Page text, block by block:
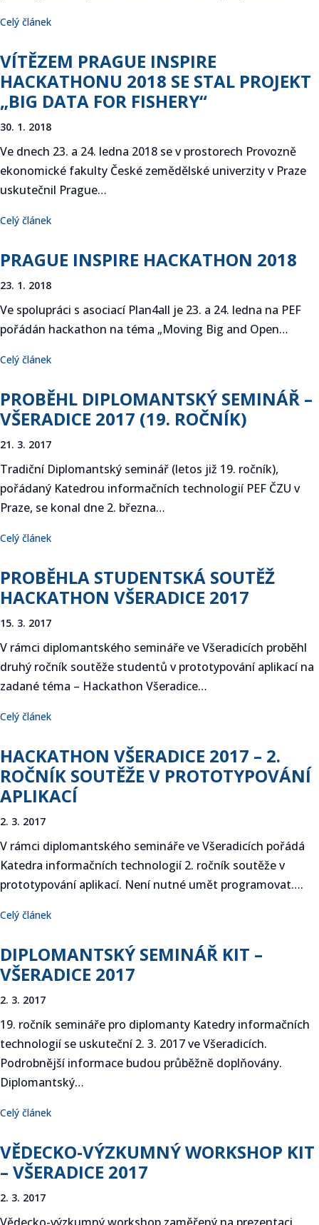
Celý článek
VÍTĚZEM PRAGUE INSPIRE
HACKATHONU 2018 SE STAL PROJEKT
„BIG DATA FOR FISHERY“
30. 1. 2018
Ve dnech 23. a 24. ledna 2018 se v prostorech Provozně
ekonomické fakulty České zemědělské univerzity v Praze
uskutečnil Prague…
Celý článek
PRAGUE INSPIRE HACKATHON 2018
23. 1. 2018
Ve spolupráci s asociací Plan4all je 23. a 24. ledna na PEF
pořádán hackathon na téma „Moving Big and Open…
Celý článek
PROBĚHL DIPLOMANTSKÝ SEMINÁŘ –
VŠERADICE 2017 (19. ROČNÍK)
21. 3. 2017
Tradiční Diplomantský seminář (letos již 19. ročník),
pořádaný Katedrou informačních technologií PEF ČZU v
Praze, se konal dne 2. března…
Celý článek
PROBĚHLA STUDENTSKÁ SOUTĚŽ
HACKATHON VŠERADICE 2017
15. 3. 2017
V rámci diplomantského semináře ve Všeradicích proběhl
druhý ročník soutěže studentů v prototypování aplikací na
zadané téma – Hackathon Všeradice…
Celý článek
HACKATHON VŠERADICE 2017 – 2.
ROČNÍK SOUTĚŽE V PROTOTYPOVÁNÍ
APLIKACÍ
2. 3. 2017
V rámci diplomantského semináře ve Všeradicích pořádá
Katedra informačních technologií 2. ročník soutěže v
prototypování aplikací. Není nutné umět programovat….
Celý článek
DIPLOMANTSKÝ SEMINÁŘ KIT –
VŠERADICE 2017
2. 3. 2017
19. ročník semináře pro diplomanty Katedry informačních
technologií se uskuteční 2. 3. 2017 ve Všeradicích.
Podrobnější informace budou průběžně doplňovány.
Diplomantský…
Celý článek
VĚDECKO-VÝZKUMNÝ WORKSHOP KIT
– VŠERADICE 2017
2. 3. 2017